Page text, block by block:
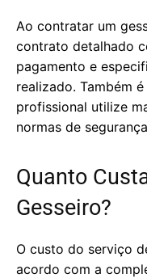
Ao contratar um
contrato detalhado
pagamento e
realizado. Também
profissional utilize
normas de
Quanto
Gesseiro?
O custo do serviço
acordo com a